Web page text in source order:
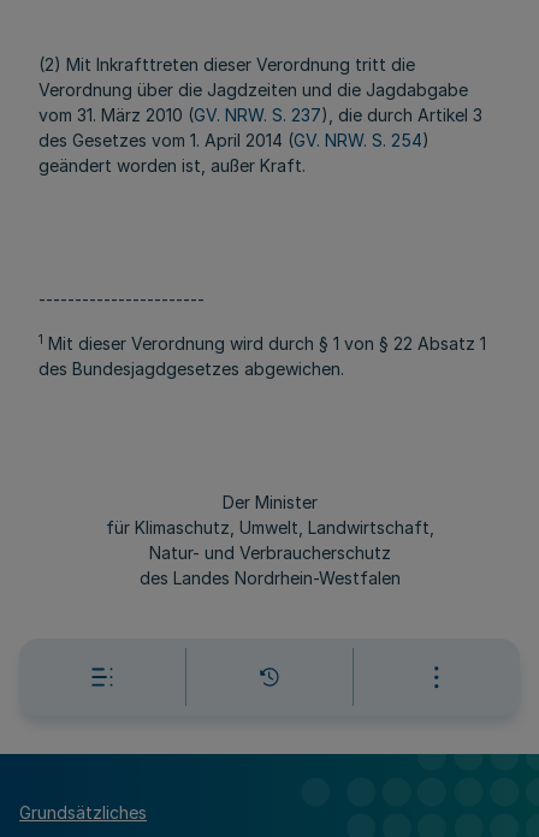
(2) Mit Inkrafttreten dieser Verordnung tritt die
Verordnung über die Jagdzeiten und die Jagdabgabe
vom 31. März 2010 (GV. NRW. S. 237), die durch Artikel 3
des Gesetzes vom 1. April 2014 (GV. NRW. S. 254)
geändert worden ist, außer Kraft.
-----------------------
1 Mit dieser Verordnung wird durch § 1 von § 22 Absatz 1
des Bundesjagdgesetzes abgewichen.
Der Minister
für Klimaschutz, Umwelt, Landwirtschaft,
Natur- und Verbraucherschutz
des Landes Nordrhein-Westfalen
Grundsätzliches